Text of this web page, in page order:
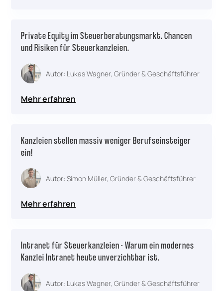
Private Equity im Steuerberatungsmarkt. Chancen
und Risiken für Steuerkanzleien.
Autor: Lukas Wagner, Gründer & Geschäftsführer
Mehr erfahren
Kanzleien stellen massiv weniger Berufseinsteiger
ein!
Autor: Simon Müller, Gründer & Geschäftsführer
Mehr erfahren
Intranet für Steuerkanzleien - Warum ein modernes
Kanzlei Intranet heute unverzichtbar ist.
Autor: Lukas Wagner, Gründer & Geschäftsführer